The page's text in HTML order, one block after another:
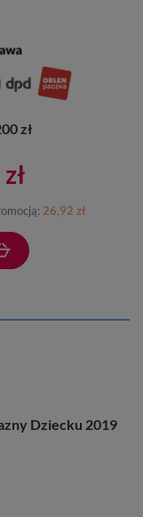
zł
26,92 zł
Dziecku 2019